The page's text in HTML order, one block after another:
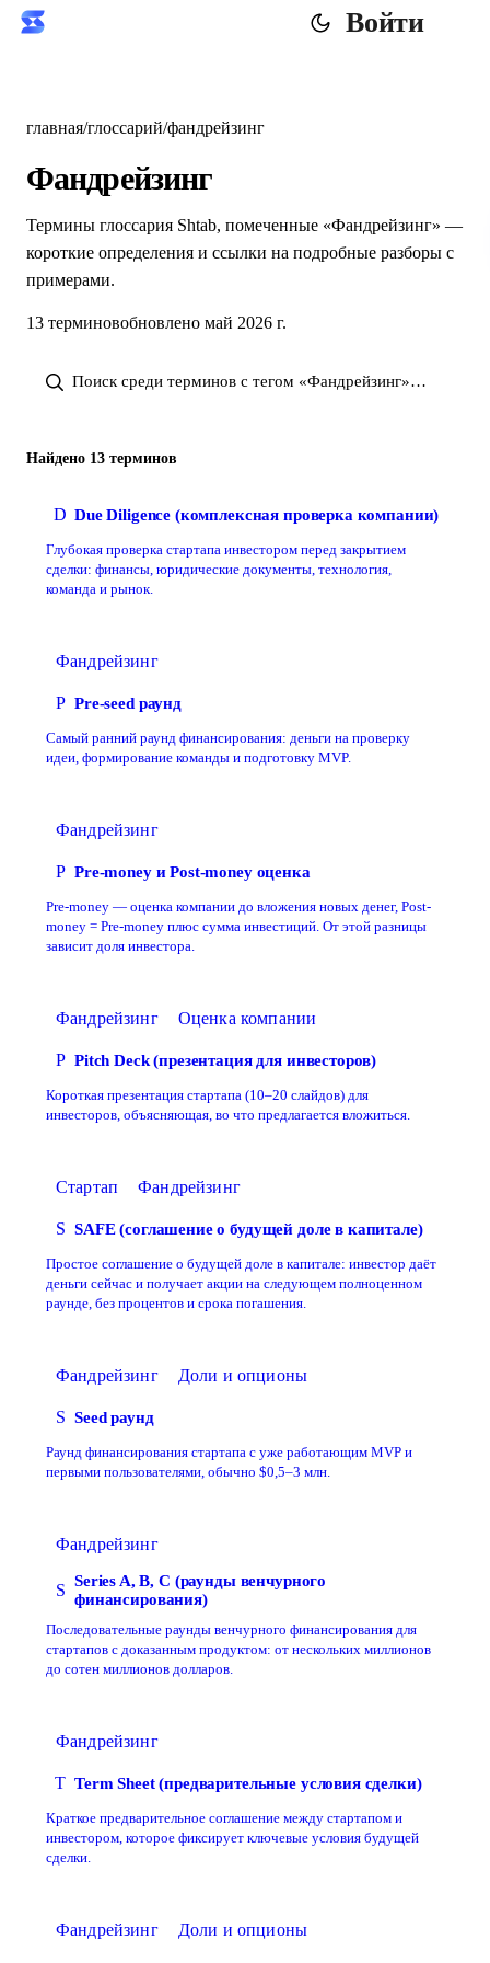
Войти
главная/глоссарий/фандрейзинг
Фандрейзинг
Термины глоссария Shtab, помеченные «Фандрейзинг» —
короткие определения и ссылки на подробные разборы с
примерами.
13 терминовобновлено май 2026 г.
Найдено 13 терминов
D Due Diligence (комплексная проверка компании)
Глубокая проверка стартапа инвестором перед закрытием
сделки: финансы, юридические документы, технология,
команда и рынок.
Фандрейзинг
P Pre-seed раунд
Самый ранний раунд финансирования: деньги на проверку
идеи, формирование команды и подготовку MVP.
Фандрейзинг
P Pre-money и Post-money оценка
Pre-money — оценка компании до вложения новых денег, Post-
money = Pre-money плюс сумма инвестиций. От этой разницы
зависит доля инвестора.
Фандрейзинг Оценка компании
P Pitch Deck (презентация для инвесторов)
Короткая презентация стартапа (10–20 слайдов) для
инвесторов, объясняющая, во что предлагается вложиться.
Стартап Фандрейзинг
S SAFE (соглашение о будущей доле в капитале)
Простое соглашение о будущей доле в капитале: инвестор даёт
деньги сейчас и получает акции на следующем полноценном
раунде, без процентов и срока погашения.
Фандрейзинг Доли и опционы
S Seed раунд
Раунд финансирования стартапа с уже работающим MVP и
первыми пользователями, обычно $0,5–3 млн.
Фандрейзинг
S Series A, B, C (раунды венчурного
финансирования)
Последовательные раунды венчурного финансирования для
стартапов с доказанным продуктом: от нескольких миллионов
до сотен миллионов долларов.
Фандрейзинг
T Term Sheet (предварительные условия сделки)
Краткое предварительное соглашение между стартапом и
инвестором, которое фиксирует ключевые условия будущей
сделки.
Фандрейзинг Доли и опционы